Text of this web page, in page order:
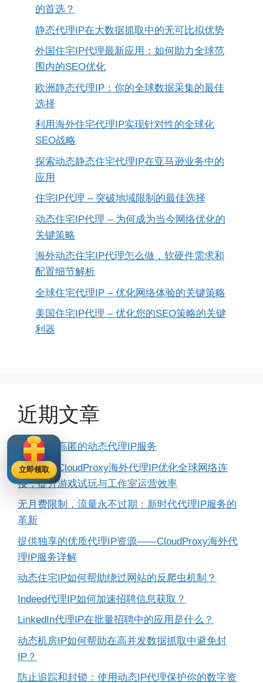
的首选？
静态代理IP在大数据抓取中的无可比拟优势
外国住宅IP代理最新应用：如何助力全球范
围内的SEO优化
欧洲静态代理IP：你的全球数据采集的最佳
选择
利用海外住宅代理IP实现针对性的全球化
SEO战略
探索动态静态住宅代理IP在亚马逊业务中的
应用
住宅IP代理 – 突破地域限制的最佳选择
动态住宅IP代理 – 为何成为当今网络优化的
关键策略
海外动态住宅IP代理怎么做，软硬件需求和
配置细节解析
全球住宅代理IP – 优化网络体验的关键策略
美国住宅IP代理 – 优化您的SEO策略的关键
利器
近期文章
提供独享高匿的动态代理IP服务
如何利用CloudProxy海外代理IP优化全球网络连
接，提升游戏试玩与工作室运营效率
无月费限制，流量永不过期：新时代代理IP服务的
革新
提供独享的优质代理IP资源——CloudProxy海外代
理IP服务详解
动态住宅IP如何帮助绕过网站的反爬虫机制？
Indeed代理IP如何加速招聘信息获取？
LinkedIn代理IP在批量招聘中的应用是什么？
动态机房IP如何帮助在高并发数据抓取中避免封
IP？
防止追踪和封锁：使用动态IP代理保护你的数字资
立即领取